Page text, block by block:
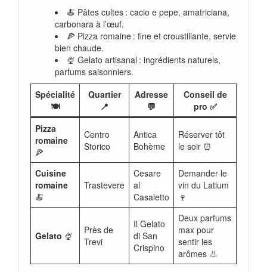
🍝 Pâtes cultes : cacio e pepe, amatriciana,
carbonara à l’œuf.
🍕 Pizza romaine : fine et croustillante, servie
bien chaude.
🍨 Gelato artisanal : ingrédients naturels,
parfums saisonniers.
Spécialité
🍽️
Quartier
📍
Adresse
💬
Conseil de
pro ✅
Pizza
romaine
🍕
Centro
Storico
Antica
Bohème
Réserver tôt
le soir ⏰
Cuisine
romaine
🍝
Trastevere
Cesare
al
Casaletto
Demander le
vin du Latium
🍷
Gelato 🍨
Près de
Trevi
Il Gelato
di San
Crispino
Deux parfums
max pour
sentir les
arômes 👃